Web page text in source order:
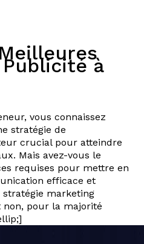
à
vous connaissez
stratégie de
crucial pour atteindre
Mais avez-vous le
requises pour mettre en
efficace et
stratégie marketing
non, pour la majorité